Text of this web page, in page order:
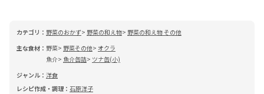
カテゴリ： 野菜のおかず 野菜の和え物
野菜の和え物 その他
主な食材： 野菜 野菜その他 オクラ
魚介
魚介缶詰
ツナ缶(小)
ジャンル： 洋食
レシピ作成・調理： 石原洋子